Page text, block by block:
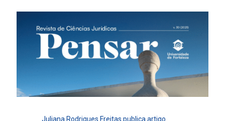
Juliana Rodrigues Freitas publica artigo